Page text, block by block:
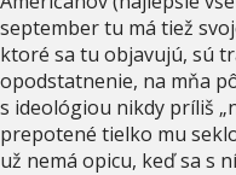
september tu má tiež
ktoré sa tu objavujú, sú
opodstatnenie, na mňa
s ideológiou nikdy príliš
prepotené tielko mu
už nemá opicu, keď sa s